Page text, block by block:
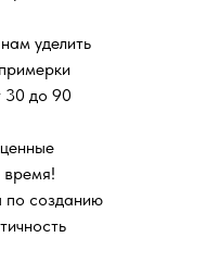
уделить
30 до 90
время!
по созданию